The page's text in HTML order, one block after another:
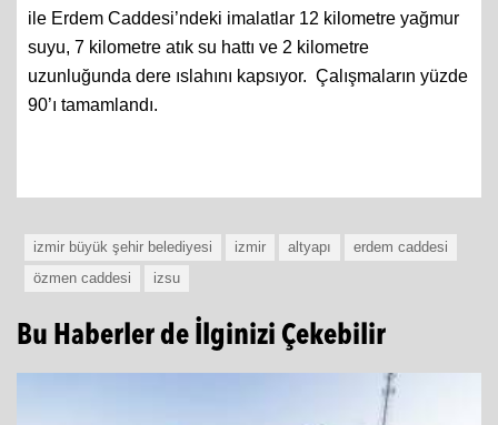
ile Erdem Caddesi’ndeki imalatlar 12 kilometre yağmur
suyu, 7 kilometre atık su hattı ve 2 kilometre
uzunluğunda dere ıslahını kapsıyor. Çalışmaların yüzde
90’ı tamamlandı.
izmir büyük şehir belediyesi izmir altyapı
erdem caddesi
özmen caddesi
izsu
Bu Haberler de İlginizi Çekebilir